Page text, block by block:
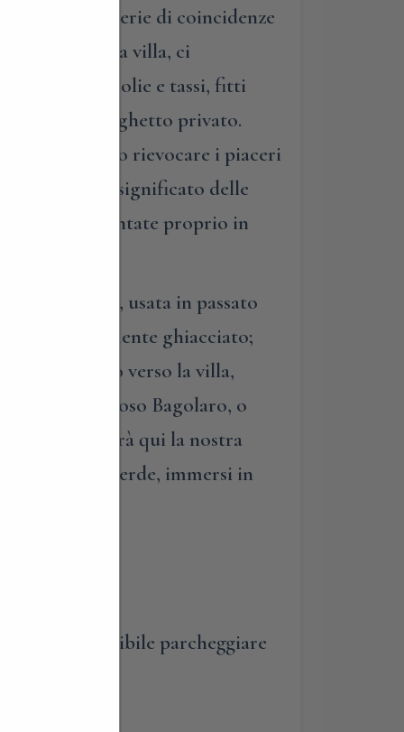
per una serie di coincidenze
dalla villa, ci
di magnolie e tassi, fitti
al grande laghetto privato.
bellissimo rievocare i piaceri
sveleremo il significato delle
scelte e piantate proprio in
usata in passato
completamente ghiacciato;
Risaliremo verso la villa,
un maestoso Bagolaro, o
Terminerà qui la nostra
relax nel verde, immersi in
E’ possibile parcheggiare